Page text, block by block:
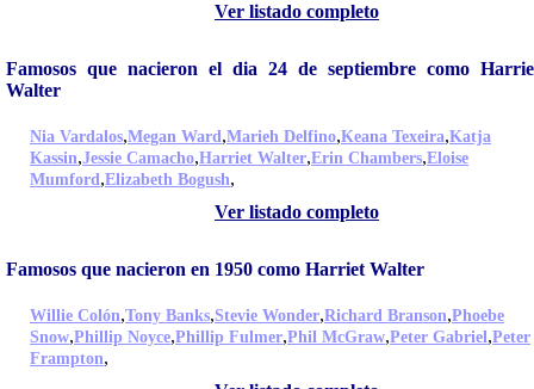
Ver listado completo
Famosos que nacieron el dia 24 de septiembre como
Walter
Nia Vardalos,Megan Ward,Marieh Delfino,Keana Texeira,Katja
Kassin,Jessie Camacho,Harriet Walter,Erin Chambers,Eloise
Mumford,Elizabeth Bogush,
Ver listado completo
Famosos que nacieron en 1950 como Harriet Walter
Willie Colón,Tony Banks,Stevie Wonder,Richard Branson,Phoebe
Snow,Phillip Noyce,Phillip Fulmer,Phil McGraw,Peter Gabriel,Peter
Frampton,